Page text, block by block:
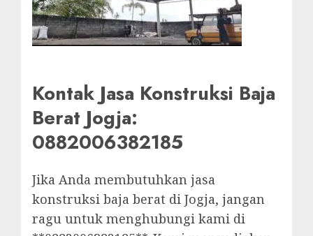
Kontak Jasa Konstruksi Baja
Berat Jogja:
0882006382185
Jika Anda membutuhkan jasa
konstruksi baja berat di Jogja, jangan
ragu untuk menghubungi kami di